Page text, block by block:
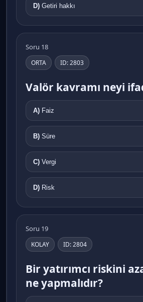
D) Getiri hakkı
Soru 18
ORTA ID: 2803
Valör kavramı neyi
A) Faiz
B) Süre
C) Vergi
D) Risk
Soru 19
KOLAY ID: 2804
Bir yatırımcı riskini
ne yapmalıdır?